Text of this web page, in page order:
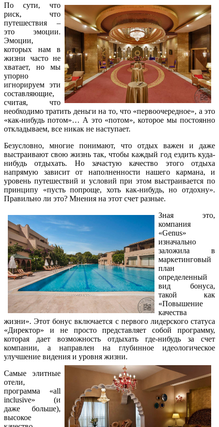
По сути, что
риск, что
путешествия –
это эмоции.
Эмоции,
которых нам в
жизни часто не
хватает, но мы
упорно
игнорируем эти
составляющие,
считая, что
необходимо тратить деньги на то, что «первоочередное», а это
«как-нибудь потом»… А это «потом», которое мы постоянно
откладываем, все никак не наступает.
Безусловно, многие понимают, что отдых важен и даже
выстраивают свою жизнь так, чтобы каждый год ездить куда-
нибудь отдыхать. Но зачастую качество этого отдыха
напрямую зависит от наполненности нашего кармана, и
уровень путешествий и условий при этом выстраивается по
принципу «пусть попроще, хоть как-нибудь, но отдохну».
Правильно ли это? Мнения на этот счет разные.
Зная это,
компания
«Genus»
изначально
заложила в
маркетинговый
план
определенный
вид бонуса,
такой как
«Повышение
качества
жизни». Этот бонус включается с первого лидерского статуса
«Директор» и не просто представляет собой программу,
которая дает возможность отдыхать где-нибудь за счет
компании, а направлен на глубинное идеологическое
улучшение видения и уровня жизни.
Самые элитные
отели,
программа «all
inclusive» (и
даже больше),
высокое